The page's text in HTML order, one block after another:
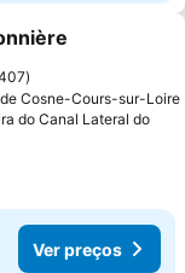
favoritos
Cosne-Cours-sur-Loire
do Canal Lateral do
Ver preços